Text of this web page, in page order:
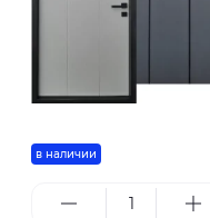
в наличии